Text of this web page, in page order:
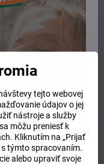
Nasledujúci produkt
tejto webovej
údajov o jej
nástroje a služby
môžu preniesť k
Kliknutím na „Prijať
týmto spracovaním.
alebo upraviť svoje